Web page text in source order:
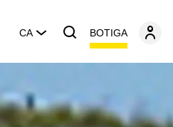
CA BOTIGA